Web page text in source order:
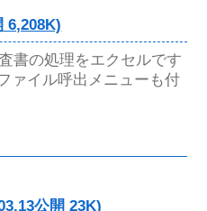
6,208K)
書の処理をエクセルです
ァイル呼出メニューも付
公開 23K)